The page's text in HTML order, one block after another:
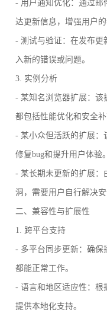
- 用户通知优化：通过邮
达更新信息，增强用户的
- 测试与验证：在发布更
入新的错误或问题。
3. 实例分析
- 某知名浏览器扩展：该
都包括性能优化和安全补
- 某小众但活跃的扩展：
修复bug和提升用户体验。
- 某长期未更新的扩展：
洞，需要用户自行解决安
二、兼容性与扩展性
1. 跨平台支持
- 多平台同步更新：确保
都能正常工作。
- 语言和地区适应性：根
提供本地化支持。